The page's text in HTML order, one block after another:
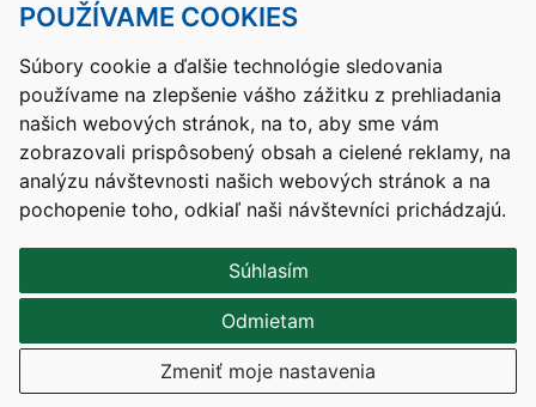
POUŽÍVAME COOKIES
Súbory cookie a ďalšie technológie sledovania
používame na zlepšenie vášho zážitku z prehliadania
našich webových stránok, na to, aby sme vám
zobrazovali prispôsobený obsah a cielené reklamy, na
analýzu návštevnosti našich webových stránok a na
pochopenie toho, odkiaľ naši návštevníci prichádzajú.
Súhlasím
Odmietam
Zmeniť moje nastavenia
Kontakty Mapa stránky RSS
Vyhlásenie o prístupnosti
Nastavenia cookies
Prevádzkovateľom služby je Ministerstvo školstva, výskumu,
vývoja a mládeže Slovenskej republiky.